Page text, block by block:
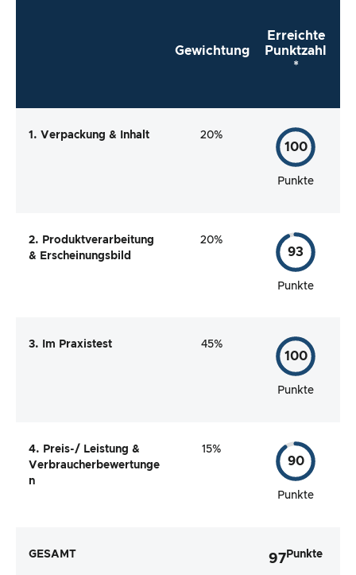
Gewichtung
Erreichte
Punktzahl
*
1. Verpackung & Inhalt 20%
100
Punkte
2. Produktverarbeitung
& Erscheinungsbild
20%
93
Punkte
3. Im Praxistest 45%
100
Punkte
4. Preis-/ Leistung &
Verbraucherbewertunge
n
15%
90
Punkte
GESAMT 97 Punkte